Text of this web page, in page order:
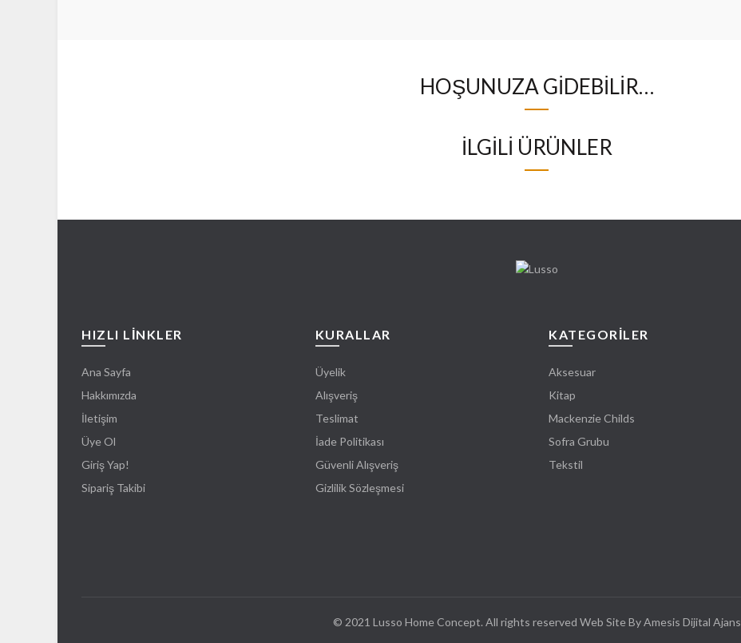
HOŞUNUZA GIDEBILIR…
İLGILI ÜRÜNLER
HIZLI LİNKLER
Ana Sayfa
Hakkımızda
İletişim
Üye Ol
Giriş Yap!
Sipariş Takibi
KURALLAR
Üyelik
Alışveriş
Teslimat
İade Politikası
Güvenli Alışveriş
Gizlilik Sözleşmesi
KATEGORİLER
Aksesuar
Kitap
Mackenzie Childs
Sofra Grubu
Tekstil
© 2021 Lusso Home Concept. All rights reserved Web Site By Amesis Dijital Ajans